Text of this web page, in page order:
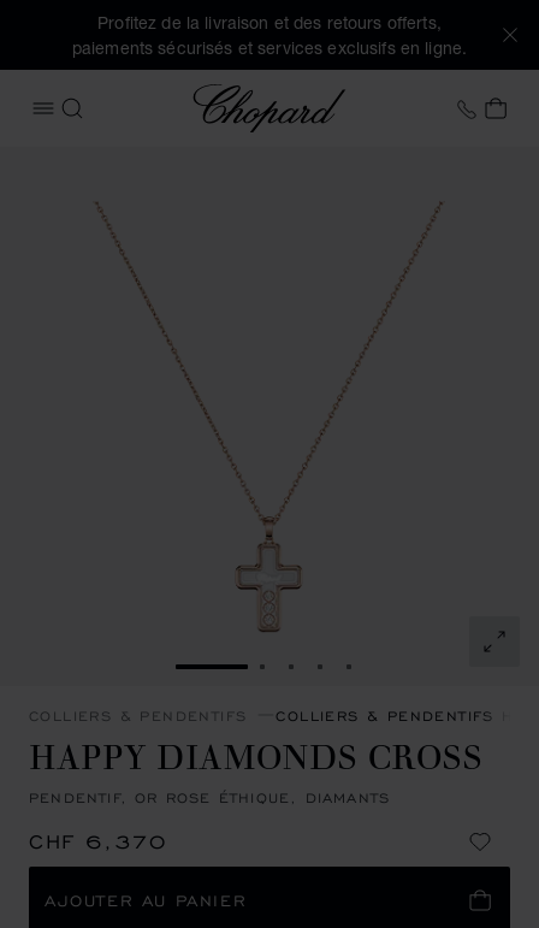
Profitez de la livraison et des retours offerts,
paiements sécurisés et services exclusifs en ligne.
OUVRIR LE MENU
RECHERCHER
Chopard +41
ALLER À LA DIAPOSITIVE 1
ALLER À LA DIAPOSITIVE 2
ALLER À LA
ALLER À LA
ALLER À LA
COLLIERS & PENDENTIFS COLLIERS & PENDENTIFS
HAPPY DIAMONDS CROSS
PENDENTIF, OR ROSE ÉTHIQUE, DIAMANTS
CHF 6,370
AJOUTER AU PANIER